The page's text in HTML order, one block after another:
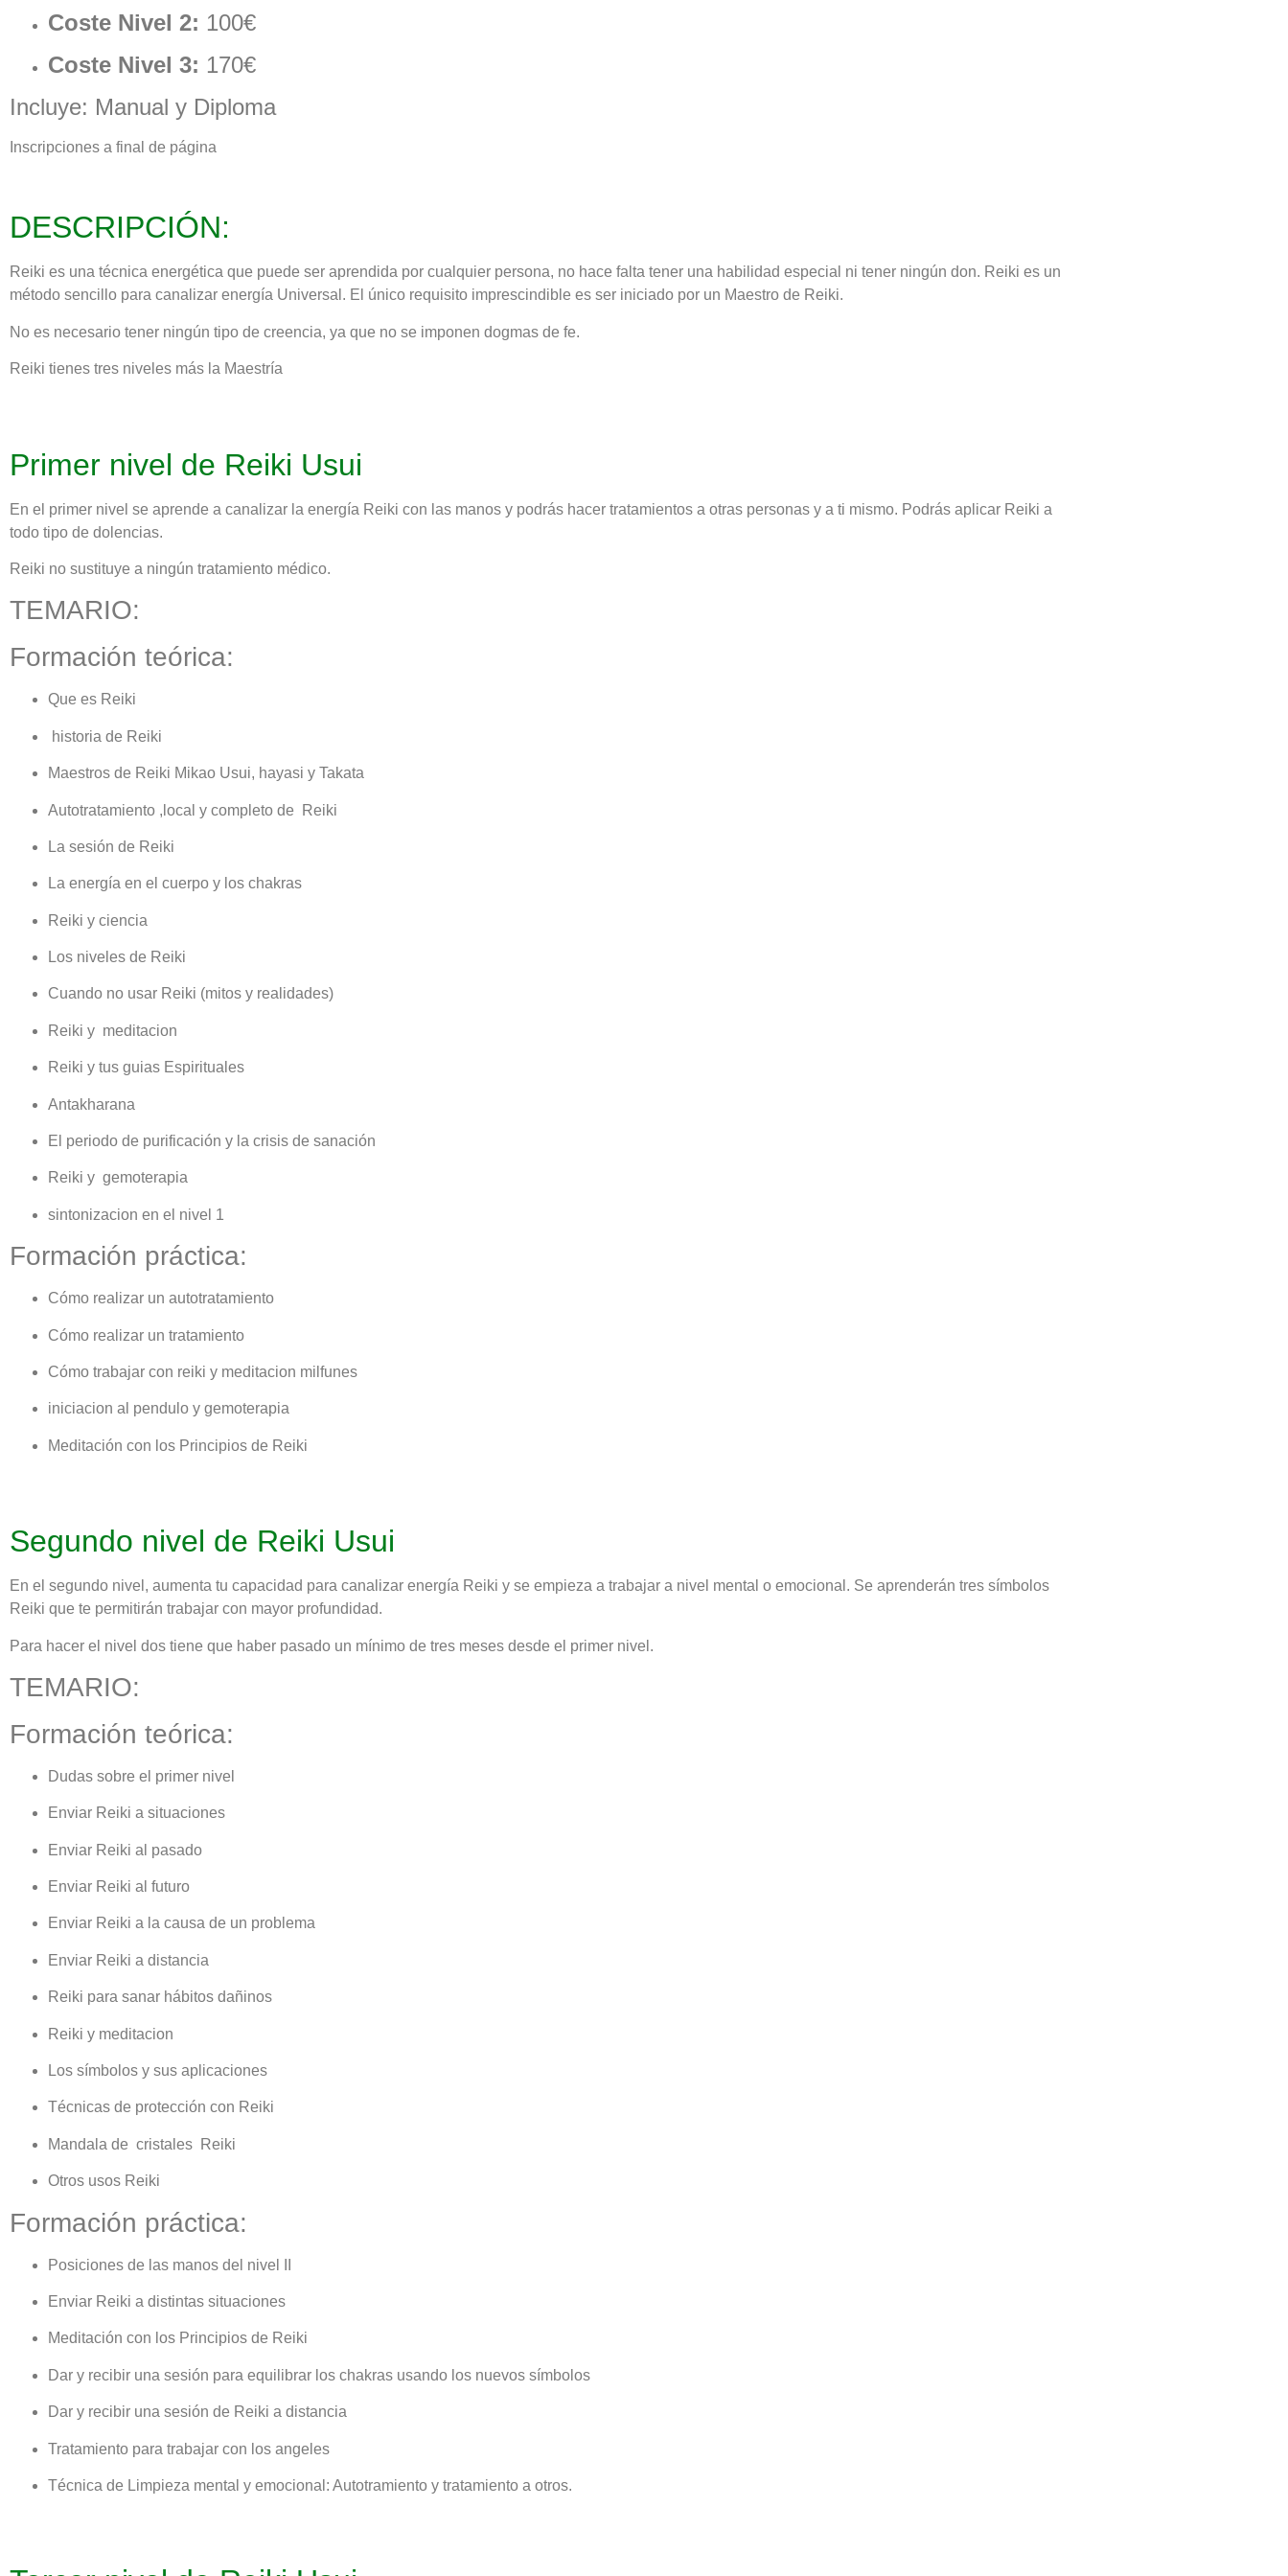
Coste Nivel 2: 100€
Coste Nivel 3: 170€
Incluye: Manual y Diploma
Inscripciones a final de página
DESCRIPCIÓN:
Reiki es una técnica energética que puede ser aprendida por cualquier persona, no hace falta tener una habilidad especial ni tener ningún don. Reiki es un
método sencillo para canalizar energía Universal. El único requisito imprescindible es ser iniciado por un Maestro de Reiki.
No es necesario tener ningún tipo de creencia, ya que no se imponen dogmas de fe.
Reiki tienes tres niveles más la Maestría
Primer nivel de Reiki Usui
En el primer nivel se aprende a canalizar la energía Reiki con las manos y podrás hacer tratamientos a otras personas y a ti mismo. Podrás aplicar Reiki a
todo tipo de dolencias.
Reiki no sustituye a ningún tratamiento médico.
TEMARIO:
Formación teórica:
Que es Reiki
historia de Reiki
Maestros de Reiki Mikao Usui, hayasi y Takata
Autotratamiento ,local y completo de Reiki
La sesión de Reiki
La energía en el cuerpo y los chakras
Reiki y ciencia
Los niveles de Reiki
Cuando no usar Reiki (mitos y realidades)
Reiki y meditacion
Reiki y tus guias Espirituales
Antakharana
El periodo de purificación y la crisis de sanación
Reiki y gemoterapia
sintonizacion en el nivel 1
Formación práctica:
Cómo realizar un autotratamiento
Cómo realizar un tratamiento
Cómo trabajar con reiki y meditacion milfunes
iniciacion al pendulo y gemoterapia
Meditación con los Principios de Reiki
Segundo nivel de Reiki Usui
En el segundo nivel, aumenta tu capacidad para canalizar energía Reiki y se empieza a trabajar a nivel mental o emocional. Se aprenderán tres símbolos
Reiki que te permitirán trabajar con mayor profundidad.
Para hacer el nivel dos tiene que haber pasado un mínimo de tres meses desde el primer nivel.
TEMARIO:
Formación teórica:
Dudas sobre el primer nivel
Enviar Reiki a situaciones
Enviar Reiki al pasado
Enviar Reiki al futuro
Enviar Reiki a la causa de un problema
Enviar Reiki a distancia
Reiki para sanar hábitos dañinos
Reiki y meditacion
Los símbolos y sus aplicaciones
Técnicas de protección con Reiki
Mandala de cristales Reiki
Otros usos Reiki
Formación práctica:
Posiciones de las manos del nivel II
Enviar Reiki a distintas situaciones
Meditación con los Principios de Reiki
Dar y recibir una sesión para equilibrar los chakras usando los nuevos símbolos
Dar y recibir una sesión de Reiki a distancia
Tratamiento para trabajar con los angeles
Técnica de Limpieza mental y emocional: Autotramiento y tratamiento a otros.